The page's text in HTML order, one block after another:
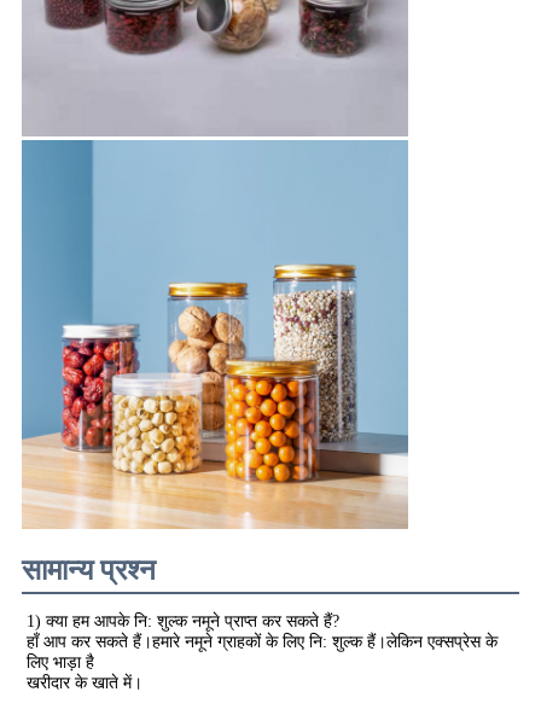
सामान्य प्रश्न
1) क्या हम आपके नि: शुल्क नमूने प्राप्त कर सकते हैं?
हाँ आप कर सकते हैं।हमारे नमूने ग्राहकों के लिए नि: शुल्क हैं।लेकिन एक्सप्रेस के
लिए भाड़ा है
खरीदार के खाते में।